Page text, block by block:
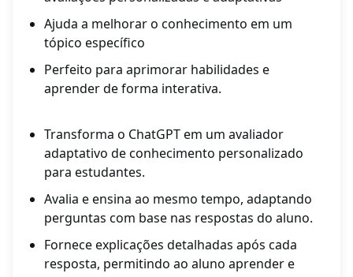
Ajuda a melhorar o conhecimento em um
tópico específico
Perfeito para aprimorar habilidades e
aprender de forma interativa.
Transforma o ChatGPT em um avaliador
adaptativo de conhecimento personalizado
para estudantes.
Avalia e ensina ao mesmo tempo, adaptando
perguntas com base nas respostas do aluno.
Fornece explicações detalhadas após cada
resposta, permitindo ao aluno aprender e